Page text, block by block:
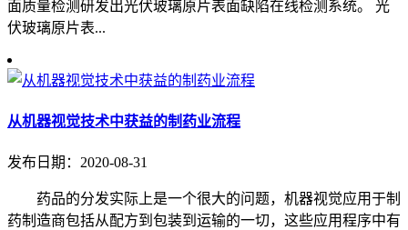
面质量检测研发出光伏玻璃原片表面缺陷在线检测系统。 光
伏玻璃原片表...
从机器视觉技术中获益的制药业流程
发布日期：2020-08-31
药品的分发实际上是一个很大的问题，机器视觉应用于制
药制造商包括从配方到包装到运输的一切，这些应用程序中有